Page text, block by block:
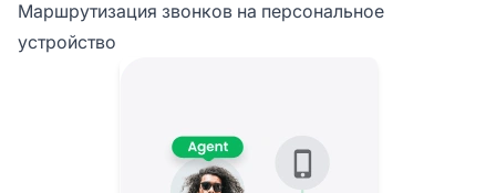
Маршрутизация звонков на персональное
устройство